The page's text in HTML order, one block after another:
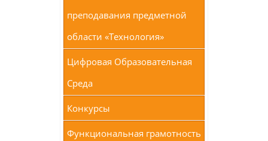
преподавания предметной
области «Технология»
Цифровая Образовательная
Среда
Конкурсы
Функциональная грамотность